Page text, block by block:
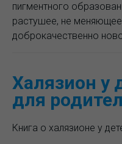
пигментного
растушее, не
доброкачественно
Халязион у
для
Книга о халязионе у